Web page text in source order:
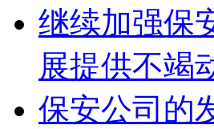
继续加强保
展提供不竭
保安公司的